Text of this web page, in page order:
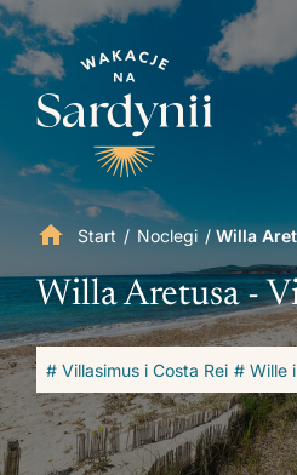
Start / Noclegi / Willa
Willa Aretusa -
# Villasimus i Costa Rei # Wille